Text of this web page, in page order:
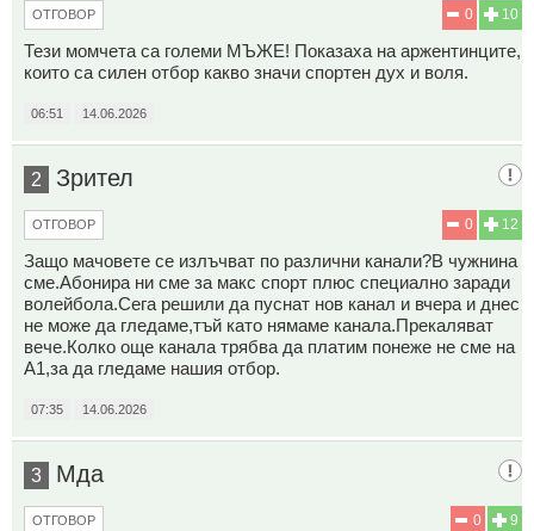
10
0
ОТГОВОР
Тези момчета са големи МЪЖЕ! Показаха на аржентинците,
които са силен отбор какво значи спортен дух и воля.
06:51 14.06.2026
2 Зрител
12
0
ОТГОВОР
Защо мачовете се излъчват по различни канали?В чужнина
сме.Абонира ни сме за макс спорт плюс специално заради
волейбола.Сега решили да пуснат нов канал и вчера и днес
не може да гледаме,тъй като нямаме канала.Прекаляват
вече.Колко още канала трябва да платим понеже не сме на
А1,за да гледаме нашия отбор.
07:35 14.06.2026
3 Мда
9
0
ОТГОВОР